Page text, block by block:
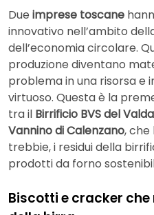
Due imprese toscane
innovativo nell’ambito
dell’economia circolare.
produzione diventano
problema in una risorsa e
virtuoso. Questa è la
tra il Birrificio BVSdel
Vannino di Calenzano, che
trebbie, i residui della
prodotti da forno
Biscotti e cracker